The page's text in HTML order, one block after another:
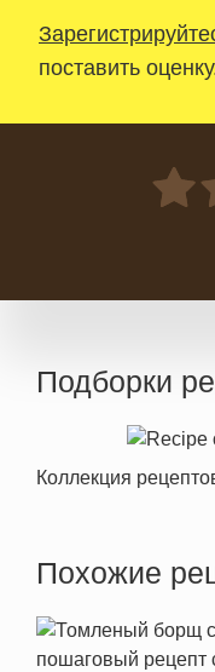
поставить
Подборки
Коллекция
Похожие